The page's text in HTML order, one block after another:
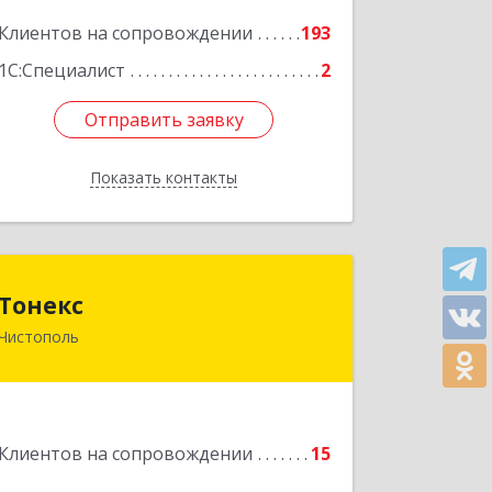
Клиентов на сопровождении
193
1С:Специалист
2
Отправить заявку
Показать контакты
Подробнее
Отправить заявку
Назад
Тонекс
Клиентов на сопровождении 15
Подробнее